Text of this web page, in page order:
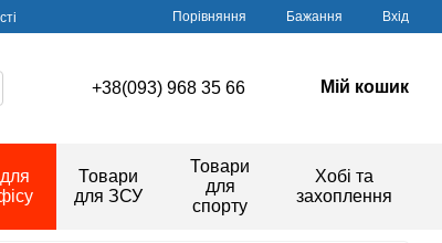
Порівняння Бажання Вхід
+38(093) 968 35 66 Мій кошик
Товари
для ЗСУ
Товари
для
спорту
Хобі та
захоплення